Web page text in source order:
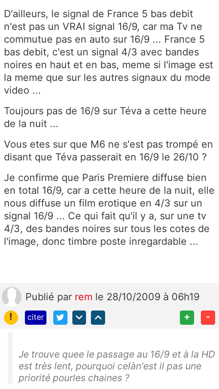
D'ailleurs, le signal de France 5 bas debit
n'est pas un VRAI signal 16/9, car ma Tv ne
commutue pas en auto sur 16/9 ... France 5
bas debit, c'est un signal 4/3 avec bandes
noires en haut et en bas, meme si l'image est
la meme que sur les autres signaux du mode
video ...
Toujours pas de 16/9 sur Téva a cette heure
de la nuit ...
Vous etes sur que M6 ne s'est pas trompé en
disant que Téva passerait en 16/9 le 26/10 ?
Je confirme que Paris Premiere diffuse bien
en total 16/9, car a cette heure de la nuit, elle
nous diffuse un film erotique en 4/3 sur un
signal 16/9 ... Ce qui fait qu'il y a, sur une tv
4/3, des bandes noires sur tous les cotes de
l'image, donc timbre poste inregardable ...
Publié par rem le 28/10/2009 à 06h19
!
citer + -
Je trouve quee le passage au 16/9 et à la HD
est très lent, pourquoi celàn'est il pas une
priorité pourles chaines ?